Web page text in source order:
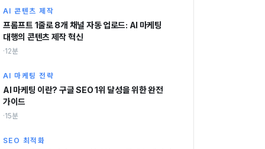
AI 콘텐츠 제작
프롬프트 1줄로 8개 채널 자동 업로드: AI 마케팅
대행의 콘텐츠 제작 혁신
·12분
AI 마케팅 전략
AI 마케팅 이란? 구글 SEO 1위 달성을 위한 완전
가이드
·15분
SEO 최적화